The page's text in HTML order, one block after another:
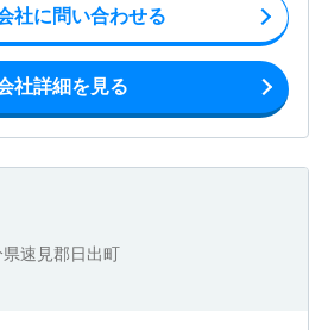
社に問い合わせる
社詳細を見る
県速見郡日出町